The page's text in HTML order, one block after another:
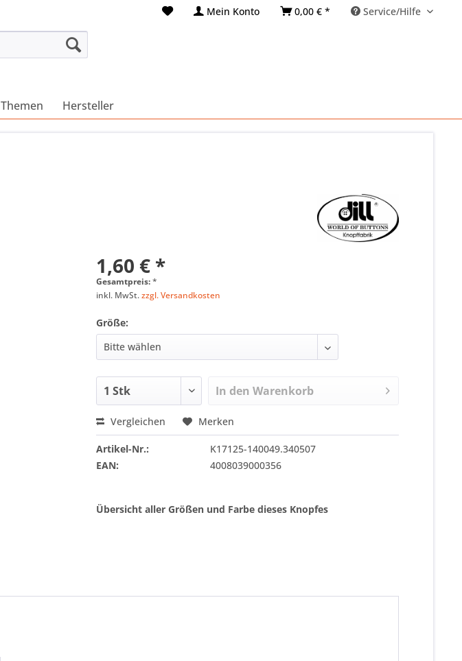
Mein Konto 0,00 € * Service/Hilfe
Themen Hersteller
1,60 € *
Gesamtpreis:*
inkl. MwSt.zzgl. Versandkosten
Größe:
In den Warenkorb
Vergleichen Merken
Artikel-Nr.:
K17125-140049.340507
EAN:
4008039000356
Übersicht aller Größen und Farbe dieses Knopfes